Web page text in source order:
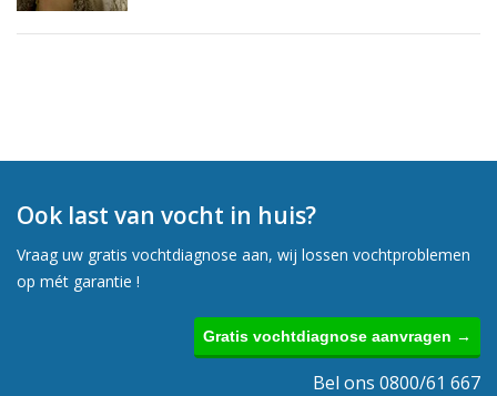
Ook last van vocht in huis?
Vraag uw gratis vochtdiagnose aan, wij lossen vochtproblemen
op mét garantie !
Gratis vochtdiagnose aanvragen →
Bel ons 0800/61 667